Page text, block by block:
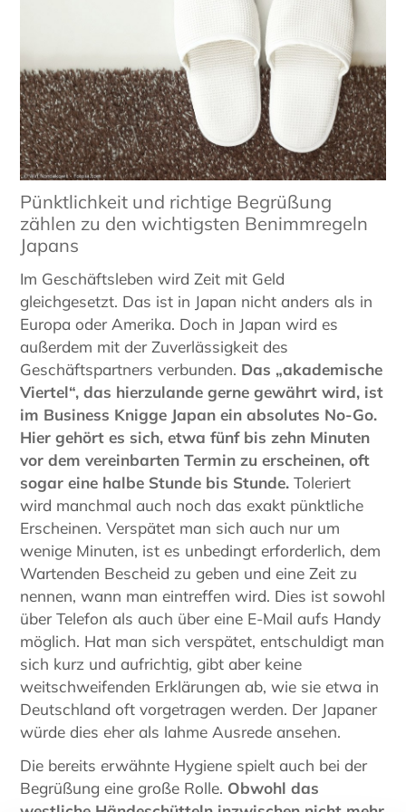
Pünktlichkeit und richtige Begrüßung
zählen zu den wichtigsten Benimmregeln
Japans
Im Geschäftsleben wird Zeit mit Geld
gleichgesetzt. Das ist in Japan nicht anders als in
Europa oder Amerika. Doch in Japan wird es
außerdem mit der Zuverlässigkeit des
Geschäftspartners verbunden. Das „akademische
Viertel“, das hierzulande gerne gewährt wird, ist
im Business Knigge Japan ein absolutes No-Go.
Hier gehört es sich, etwa fünf bis zehn Minuten
vor dem vereinbarten Termin zu erscheinen, oft
sogar eine halbe Stunde bis Stunde. Toleriert
wird manchmal auch noch das exakt pünktliche
Erscheinen. Verspätet man sich auch nur um
wenige Minuten, ist es unbedingt erforderlich, dem
Wartenden Bescheid zu geben und eine Zeit zu
nennen, wann man eintreffen wird. Dies ist sowohl
über Telefon als auch über eine E-Mail aufs Handy
möglich. Hat man sich verspätet, entschuldigt man
sich kurz und aufrichtig, gibt aber keine
weitschweifenden Erklärungen ab, wie sie etwa in
Deutschland oft vorgetragen werden. Der Japaner
würde dies eher als lahme Ausrede ansehen.
Die bereits erwähnte Hygiene spielt auch bei der
Begrüßung eine große Rolle. Obwohl das